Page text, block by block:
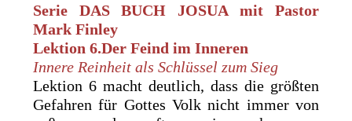
Serie DAS BUCH JOSUA mit Pastor
Mark Finley
Lektion 6.Der Feind im Inneren
Innere Reinheit als Schlüssel zum Sieg
Lektion 6 macht deutlich, dass die größten
Gefahren für Gottes Volk nicht immer von